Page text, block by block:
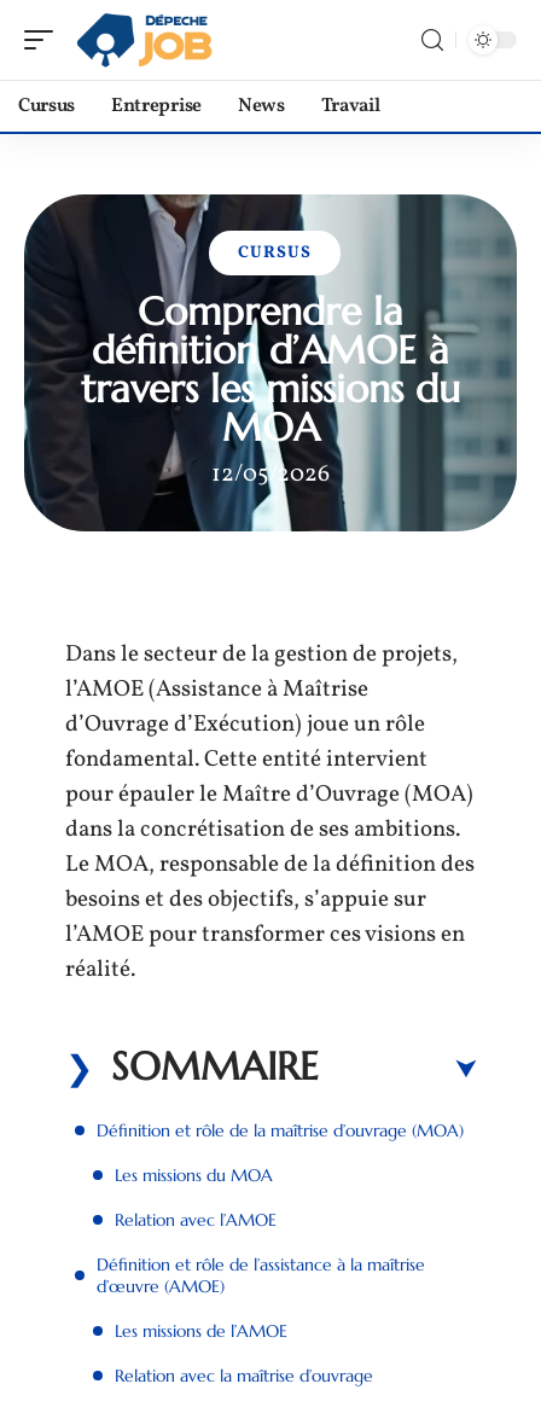
Cursus Entreprise News Travail
CURSUS
Comprendre la
définition d’AMOE à
travers les missions du
MOA
12/05/2026
Dans le secteur de la gestion de projets,
l’AMOE (Assistance à Maîtrise
d’Ouvrage d’Exécution) joue un rôle
fondamental. Cette entité intervient
pour épauler le Maître d’Ouvrage (MOA)
dans la concrétisation de ses ambitions.
Le MOA, responsable de la définition des
besoins et des objectifs, s’appuie sur
l’AMOE pour transformer ces visions en
réalité.
SOMMAIRE
Définition et rôle de la maîtrise d’ouvrage (MOA)
Les missions du MOA
Relation avec l’AMOE
Définition et rôle de l’assistance à la maîtrise
d’œuvre (AMOE)
Les missions de l’AMOE
Relation avec la maîtrise d’ouvrage